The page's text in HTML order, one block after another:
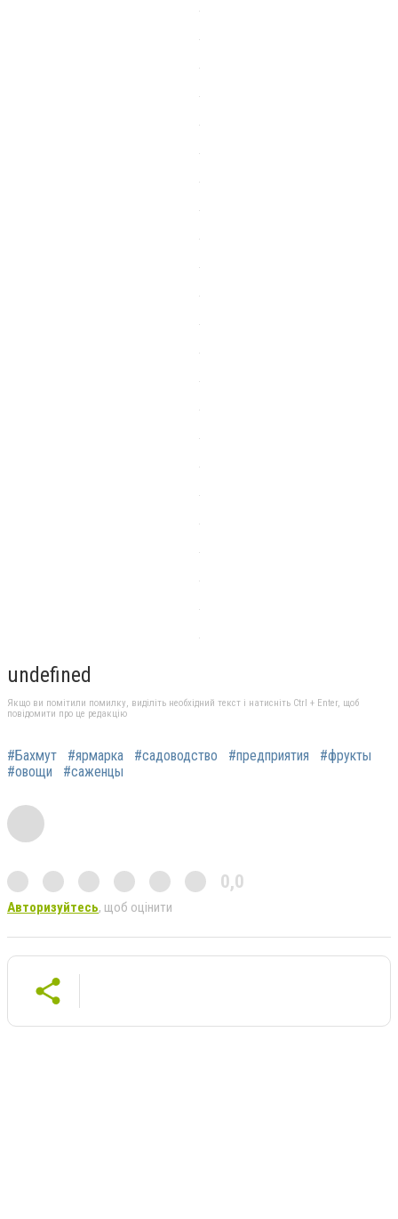
undefined
Якщо ви помітили помилку, виділіть необхідний текст і натисніть Ctrl + Enter, щоб
повідомити про це редакцію
#Бахмут #ярмарка #садоводство #предприятия
#фрукты
#овощи
#саженцы
0,0
Авторизуйтесь, щоб оцінити